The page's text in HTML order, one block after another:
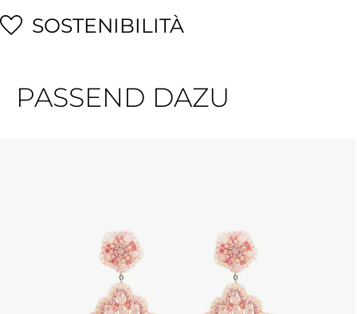
SOSTENIBILITÀ
PASSEND DAZU